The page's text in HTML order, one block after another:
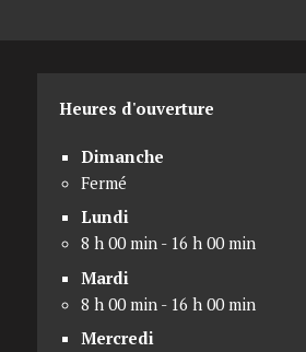
Heures d'ouverture
Dimanche
Fermé
Lundi
8 h 00 min - 16 h 00 min
Mardi
8 h 00 min - 16 h 00 min
Mercredi